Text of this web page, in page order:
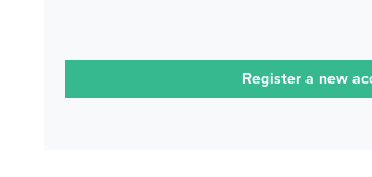
Register a new